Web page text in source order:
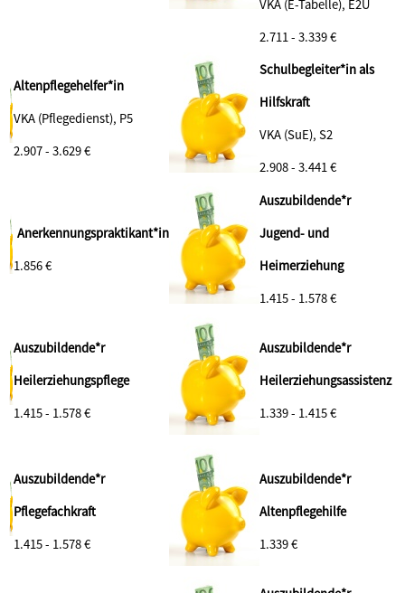
VKA (E-Tabelle), E2Ü
2.711 - 3.339 €
Altenpflegehelfer*in
VKA (Pflegedienst), P5
2.907 - 3.629 €
Schulbegleiter*in als
Hilfskraft
VKA (SuE), S2
2.908 - 3.441 €
Anerkennungspraktikant*in
1.856 €
Auszubildende*r
Jugend- und
Heimerziehung
1.415 - 1.578 €
Auszubildende*r
Heilerziehungspflege
1.415 - 1.578 €
Auszubildende*r
Heilerziehungsassistenz
1.339 - 1.415 €
Auszubildende*r
Pflegefachkraft
1.415 - 1.578 €
Auszubildende*r
Altenpflegehilfe
1.339 €